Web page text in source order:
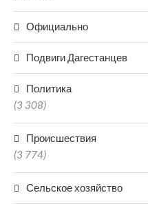
Официально
Подвиги Дагестанцев
Политика
(3 308)
Происшествия
(3 774)
Сельское хозяйство